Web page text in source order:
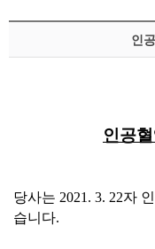
인
인공
당사는 2021. 3. 22자
습니다.